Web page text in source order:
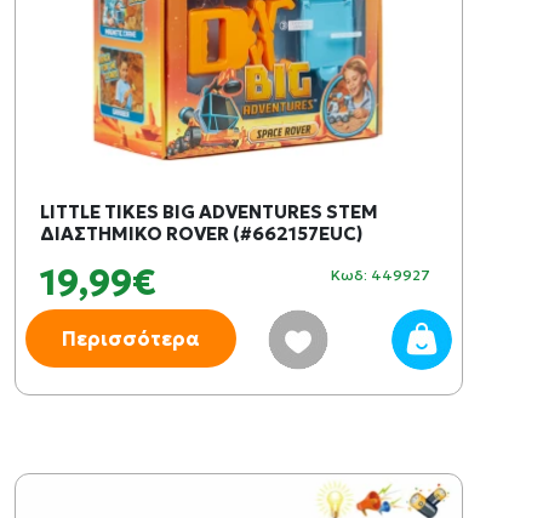
LITTLE TIKES BIG ADVENTURES STEM
ΔΙΑΣΤΗΜΙΚΟ ROVER (#662157EUC)
19,99€ Κωδ: 449927
Περισσότερα